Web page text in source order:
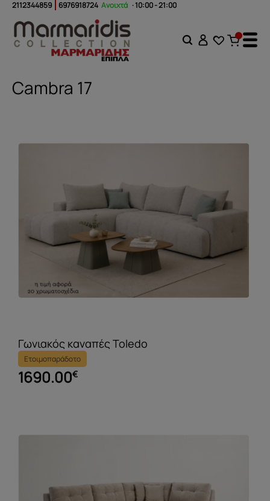
2112344859 6976918724 Ανοιχτά · 10:00 - 21:00
Cambra 17
Γωνιακός καναπές Toledo
Ετοιμοπαράδοτο
1690.00€